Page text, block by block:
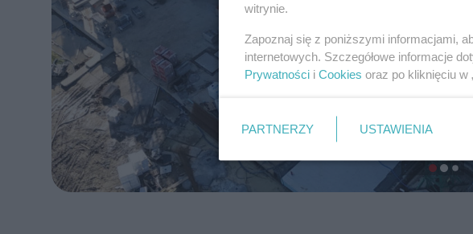
witrynie.
Zapoznaj się z poniższymi informacjami,
internetowych. Szczegółowe informacje
Prywatności i Cookies oraz po kliknięciu w
PARTNERZY USTAWIENIA